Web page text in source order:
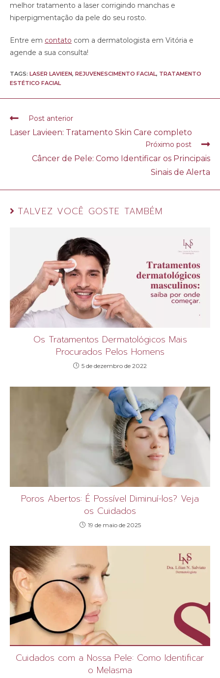
melhor tratamento a laser corrigindo manchas e
hiperpigmentação da pele do seu rosto.
Entre em contato com a dermatologista em Vitória e
agende a sua consulta!
TAGS: LASER LAVIEEN, REJUVENESCIMENTO FACIAL, TRATAMENTO
ESTÉTICO FACIAL
Post anterior
Laser Lavieen: Tratamento Skin Care completo
Próximo post
Câncer de Pele: Como Identificar os Principais
Sinais de Alerta
TALVEZ VOCÊ GOSTE TAMBÉM
Os Tratamentos Dermatológicos Mais
Procurados Pelos Homens
5 de dezembro de 2022
Poros Abertos: É Possível Diminuí-los? Veja
os Cuidados
19 de maio de 2025
Cuidados com a Nossa Pele: Como Identificar
o Melasma